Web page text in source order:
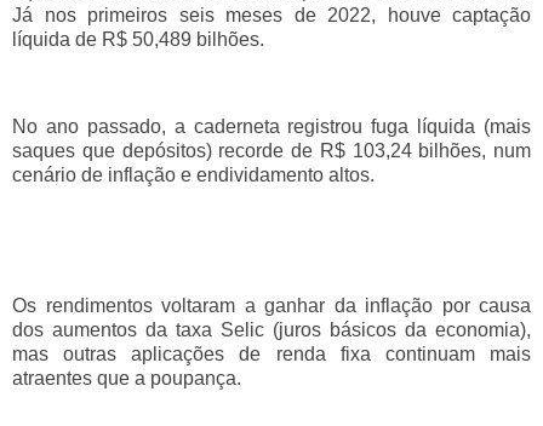
Já nos primeiros seis meses de 2022, houve captação
líquida de R$ 50,489 bilhões.
No ano passado, a caderneta registrou fuga líquida (mais
saques que depósitos) recorde de R$ 103,24 bilhões, num
cenário de inflação e endividamento altos.
Os rendimentos voltaram a ganhar da inflação por causa
dos aumentos da taxa Selic (juros básicos da economia),
mas outras aplicações de renda fixa continuam mais
atraentes que a poupança.